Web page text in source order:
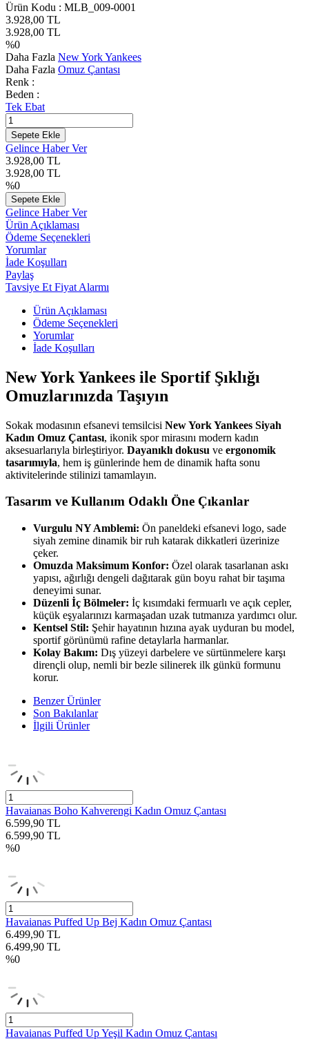
Ürün Kodu : MLB_009-0001
3.928,00 TL
3.928,00 TL
%0
Daha Fazla New York Yankees
Daha Fazla Omuz Çantası
Renk :
Beden :
Tek Ebat
Sepete Ekle
Gelince Haber Ver
3.928,00 TL
3.928,00 TL
%0
Sepete Ekle
Gelince Haber Ver
Ürün Açıklaması
Ödeme Seçenekleri
Yorumlar
İade Koşulları
Paylaş
Tavsiye Et Fiyat Alarmı
Ürün Açıklaması
Ödeme Seçenekleri
Yorumlar
İade Koşulları
New York Yankees ile Sportif Şıklığı
Omuzlarınızda Taşıyın
Sokak modasının efsanevi temsilcisi New York Yankees Siyah
Kadın Omuz Çantası, ikonik spor mirasını modern kadın
aksesuarlarıyla birleştiriyor. Dayanıklı dokusu ve ergonomik
tasarımıyla, hem iş günlerinde hem de dinamik hafta sonu
aktivitelerinde stilinizi tamamlayın.
Tasarım ve Kullanım Odaklı Öne Çıkanlar
Vurgulu NY Amblemi: Ön paneldeki efsanevi logo, sade
siyah zemine dinamik bir ruh katarak dikkatleri üzerinize
çeker.
Omuzda Maksimum Konfor: Özel olarak tasarlanan askı
yapısı, ağırlığı dengeli dağıtarak gün boyu rahat bir taşıma
deneyimi sunar.
Düzenli İç Bölmeler: İç kısımdaki fermuarlı ve açık cepler,
küçük eşyalarınızı karmaşadan uzak tutmanıza yardımcı olur.
Kentsel Stil: Şehir hayatının hızına ayak uyduran bu model,
sportif görünümü rafine detaylarla harmanlar.
Kolay Bakım: Dış yüzeyi darbelere ve sürtünmelere karşı
dirençli olup, nemli bir bezle silinerek ilk günkü formunu
korur.
Benzer Ürünler
Son Bakılanlar
İlgili Ürünler
Havaianas Boho Kahverengi Kadın Omuz Çantası
6.599,90 TL
6.599,90 TL
%0
Havaianas Puffed Up Bej Kadın Omuz Çantası
6.499,90 TL
6.499,90 TL
%0
Havaianas Puffed Up Yeşil Kadın Omuz Çantası